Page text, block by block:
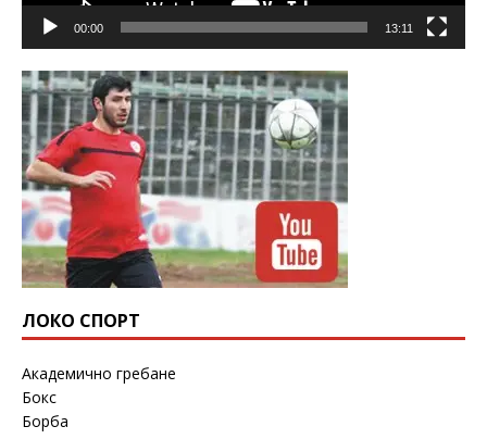
00:00 13:11
ЛОКО СПОРТ
Академично гребане
Бокс
Борба